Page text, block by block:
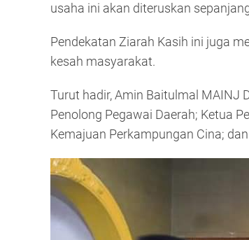
usaha ini akan diteruskan
Pendekatan Ziarah Kasih ini juga
kesah masyarakat.
Turut hadir, Amin Baitulmal MAINJ
Penolong Pegawai Daerah; Ketua
Kemajuan Perkampungan Cina;